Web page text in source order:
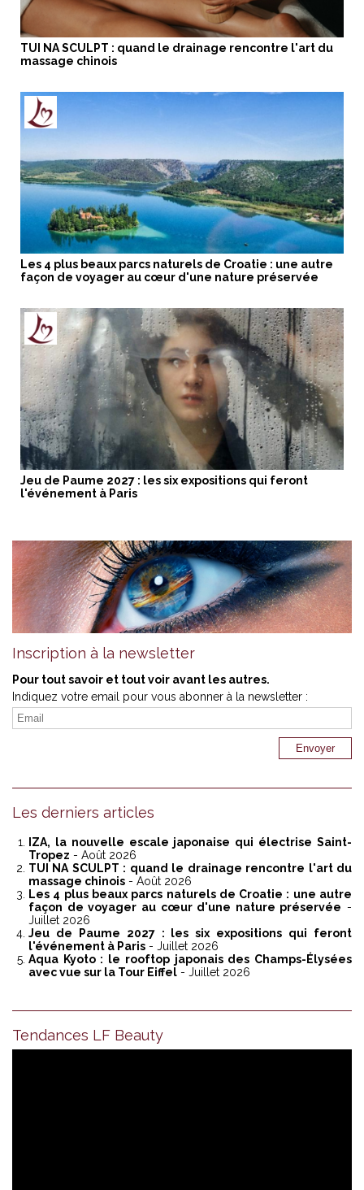
TUI NA SCULPT : quand le drainage rencontre l'art du
massage chinois
Les 4 plus beaux parcs naturels de Croatie : une autre
façon de voyager au cœur d'une nature préservée
Jeu de Paume 2027 : les six expositions qui feront
l'événement à Paris
Inscription à la newsletter
Pour tout savoir et tout voir avant les autres.
Indiquez votre email pour vous abonner à la newsletter :
Les derniers articles
IZA, la nouvelle escale japonaise qui électrise Saint-
Tropez - Août 2026
TUI NA SCULPT : quand le drainage rencontre l'art du
massage chinois - Août 2026
Les 4 plus beaux parcs naturels de Croatie : une autre
façon de voyager au cœur d'une nature préservée -
Juillet 2026
Jeu de Paume 2027 : les six expositions qui feront
l'événement à Paris - Juillet 2026
Aqua Kyoto : le rooftop japonais des Champs-Élysées
avec vue sur la Tour Eiffel - Juillet 2026
Tendances LF Beauty